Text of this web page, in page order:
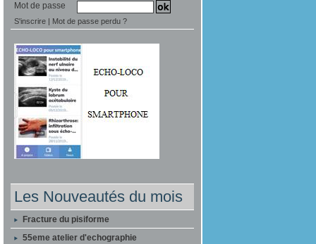
Mot de passe
S'inscrire | Mot de passe perdu ?
Les Nouveautés du mois
Fracture du pisiforme
55eme atelier d'echographie